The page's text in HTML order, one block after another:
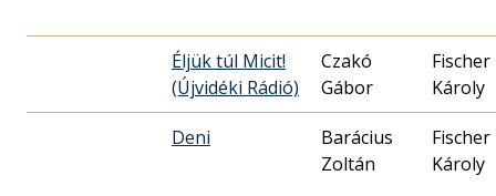
Éljük túl Micit!
(Újvidéki Rádió)
Czakó
Gábor
Fischer
Károly
Deni
Barácius
Zoltán
Fischer
Károly